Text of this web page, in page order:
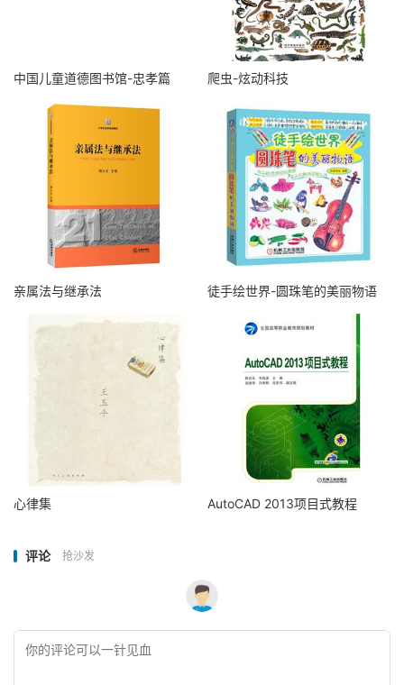
中国儿童道德图书馆-忠孝篇 爬虫-炫动科技
亲属法与继承法 徒手绘世界-圆珠笔的美丽物语
心律集 AutoCAD 2013项目式教程
评论 抢沙发